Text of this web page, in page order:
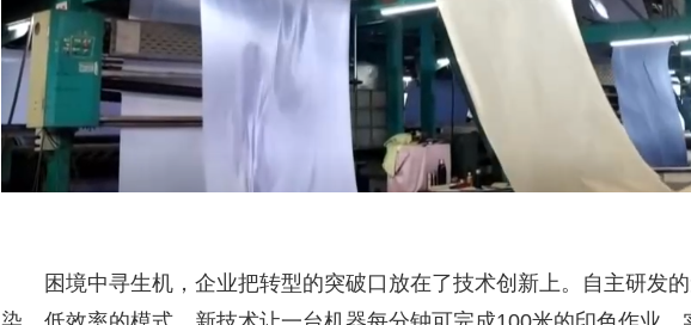
困境中寻生机，企业把转型的突破口放在了技术创新上。自主研发